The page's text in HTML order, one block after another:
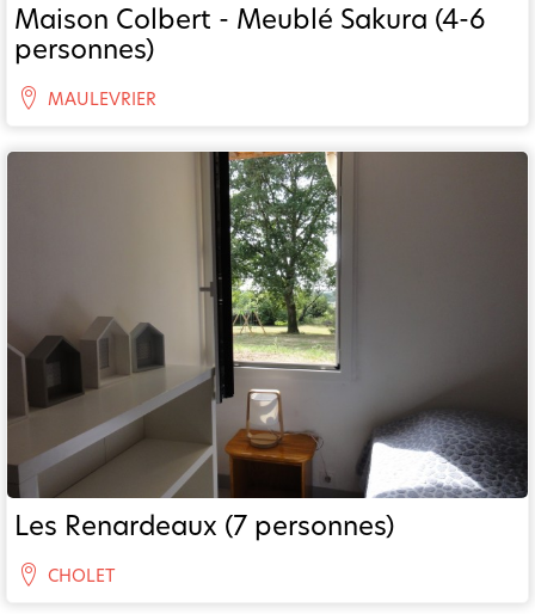
Maison Colbert - Meublé Sakura (4-6
personnes)
MAULEVRIER
Les Renardeaux (7 personnes)
CHOLET